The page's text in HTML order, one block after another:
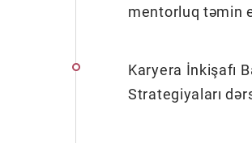
mentorluq təmin
Karyera İnkişafı
Strategiyaları